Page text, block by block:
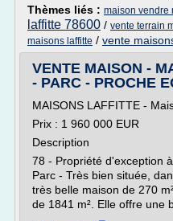
Thèmes liés : maison vendre
laffitte 78600 / vente terrain
maisons laffitte / vente
VENTE MAISON -
- PARC - PROCHE
MAISONS LAFFITTE -
Prix : 1 960 000 EUR
Description
78 - Propriété d'exception
Parc - Très bien située,
très belle maison de 270
de 1841 m². Elle offre une